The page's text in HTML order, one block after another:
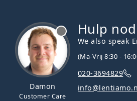
Damon
Customer Care
Hulp
We also speak
(Ma-Vrij 8:30 -
020-3694829